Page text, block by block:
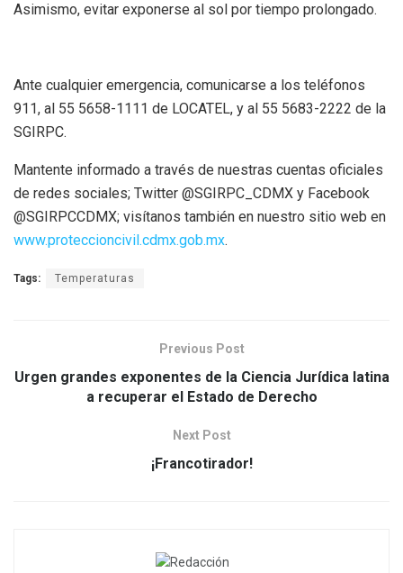
Asimismo, evitar exponerse al sol por tiempo prolongado.
Ante cualquier emergencia, comunicarse a los teléfonos
911, al 55 5658-1111 de LOCATEL, y al 55 5683-2222 de la
SGIRPC.
Mantente informado a través de nuestras cuentas oficiales
de redes sociales; Twitter @SGIRPC_CDMX y Facebook
@SGIRPCCDMX; visítanos también en nuestro sitio web en
www.proteccioncivil.cdmx.gob.mx.
Tags: Temperaturas
Previous Post
Urgen grandes exponentes de la Ciencia Jurídica latina
a recuperar el Estado de Derecho
Next Post
¡Francotirador!